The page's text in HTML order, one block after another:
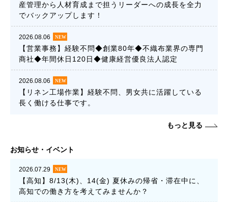
産管理から人材育成まで担うリーダーへの成長を全力
でバックアップします！
2026.08.06
【営業事務】経験不問◆創業80年◆不織布業界の専門
商社◆年間休日120日◆健康経営優良法人認定
2026.08.06
【リネン工場作業】経験不問、男女共に活躍している
長く働ける仕事です。
もっと見る
お知らせ・イベント
2026.07.29
【高知】8/13(木)、14(金) 夏休みの帰省・滞在中に、
高知での働き方を考えてみませんか？